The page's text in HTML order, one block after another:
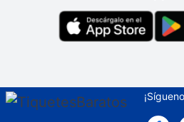
Bodas
Gimnasio abierto las 24